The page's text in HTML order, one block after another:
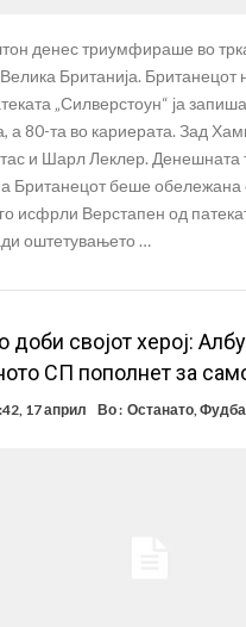
денес триумфираше во
Британија. Британецот
„Силверстоун“ ја
а 80-та во кариерата. Зад
и Шарл Леклер. Денешната
Британецот беше обележана
исфрли Верстапен од
оштетувањето …
доби својот херој:
СП пополнет за
17 април Во : Останато,